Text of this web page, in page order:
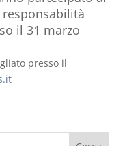
il 31 marzo
presso il